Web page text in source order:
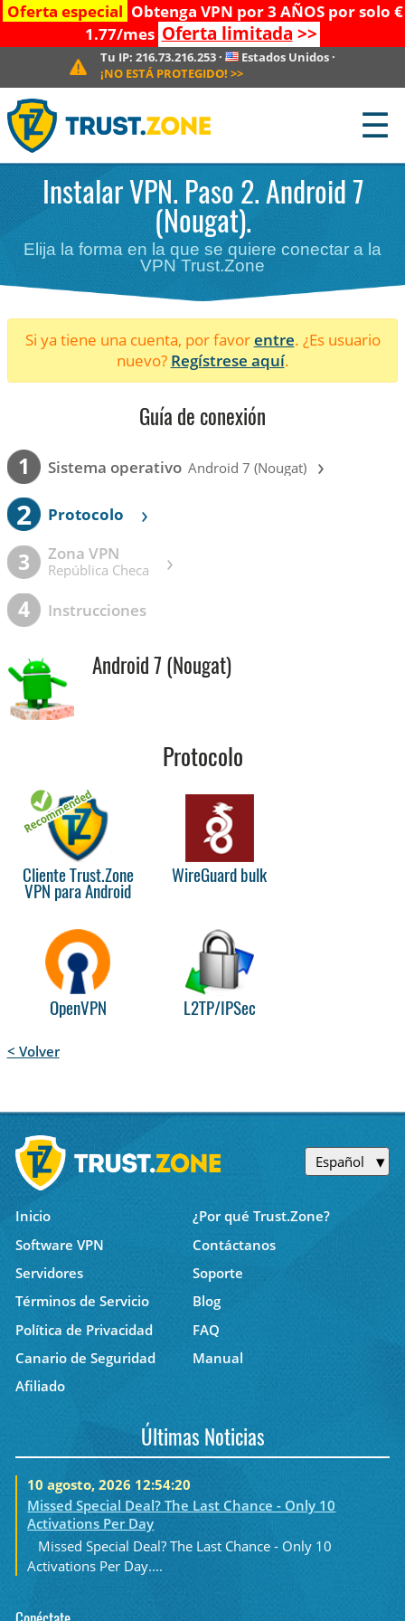
Oferta especial Obtenga VPN por 3 AÑOS por solo €
1.77/mes Oferta limitada >>
Tu IP: 216.73.216.253· Estados Unidos ·
¡NO ESTÁ PROTEGIDO! >>
☰
Instalar VPN. Paso 2. Android 7
(Nougat).
Elija la forma en la que se quiere conectar a la
VPN Trust.Zone
Si ya tiene una cuenta, por favorentre. ¿Es usuario
nuevo? Regístrese aquí.
Guía de conexión
1 Sistema operativo Android 7 (Nougat) ›
2 Protocolo ›
3 Zona VPN
República Checa ›
4 Instrucciones
Android 7 (Nougat)
Protocolo
Cliente Trust.Zone
VPN para Android
WireGuard bulk
OpenVPN L2TP/IPSec
< Volver
Español
Inicio
¿Por qué Trust.Zone?
Software VPN
Contáctanos
Servidores
Soporte
Términos de Servicio
Blog
Política de Privacidad
FAQ
Canario de Seguridad
Manual
Afiliado
Últimas Noticias
10 agosto, 2026 12:54:20
Missed Special Deal? The Last Chance - Only 10
Activations Per Day
Missed Special Deal? The Last Chance - Only 10
Activations Per Day....